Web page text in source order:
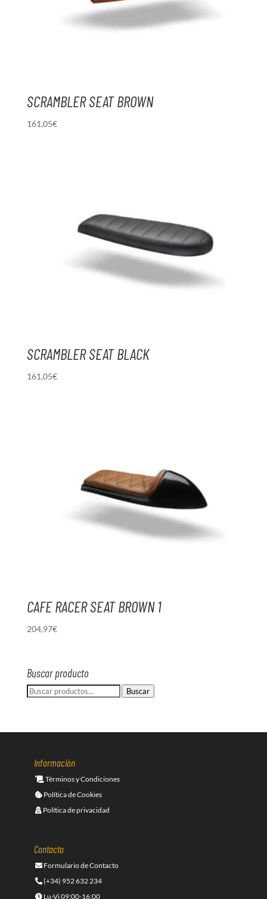
SCRAMBLER SEAT BROWN
161,05€
SCRAMBLER SEAT BLACK
161,05€
CAFE RACER SEAT BROWN 1
204,97€
Buscar producto
Buscar
Buscar
Información
Términos y Condiciones
Política de Cookies
Política de privacidad
Contacto
Formulario de Contacto
(+34) 952 632 234
Lu-Vi 09:00-16:00